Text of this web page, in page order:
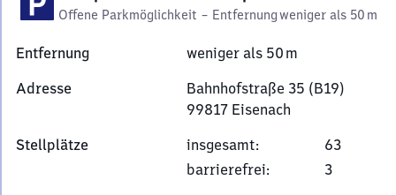
Offene Parkmöglichkeit – Entfernungweniger als 50 m
Entfernung
weniger als 50 m
Adresse
Bahnhofstraße 35 (B19)
99817 Eisenach
35
(B19),
Stellplätze insgesamt:
63
barrierefrei:
3